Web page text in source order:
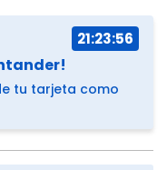
21:23:56
tu tarjeta como